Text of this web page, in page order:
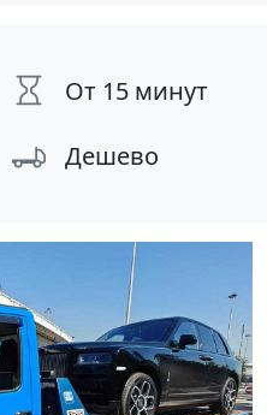
От 15 минут
Дешево